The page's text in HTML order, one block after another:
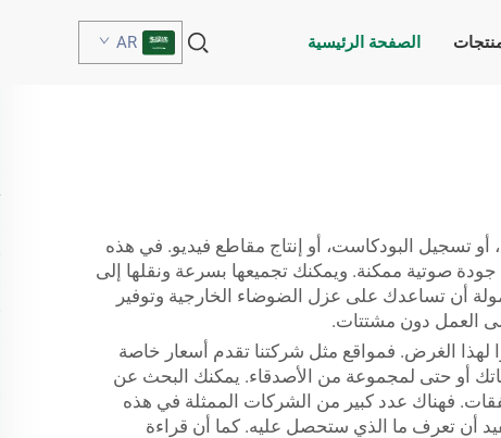
الصفحة الرئيسية AR
تسجيل البودكاست، أو إنتاج مقاطع فيديو. في هذه
صوتية ممكنة. ويمكنك تجميعها بسرعة ونقلها إلى
أن تساعدك على عزل الضوضاء الخارجية وتوفير
لهذا الغرض. فمواقع مثل شركتنا تقدم أسعار خاصة
أو حتى لمجموعة من الأصدقاء. يمكنك البحث عن
فهناك عدد كبير من الشركات الممثلة في هذه
أن تعرف ما الذي ستحصل عليه. كما أن قراءة